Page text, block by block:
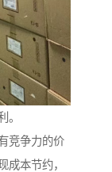
。
竞争力的价
成本节约，